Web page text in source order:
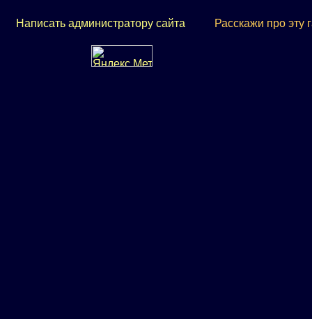
Написать администратору сайта Расскажи про эту